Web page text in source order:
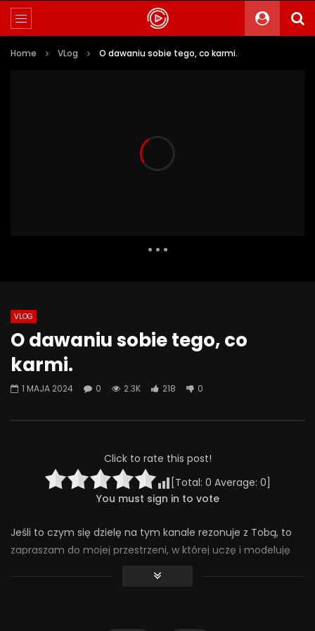
Home VLog O dawaniu sobie tego, co karmi.
Alkohol, leki antydepresyjne (SSRI)
i benzodiazepiny – FATALNE
#143
0
653 44 0
VLOG
O dawaniu sobie tego, co
karmi.
1 MAJA 2024 0 2.3K 218 0
Click to rate this post!
[Total: 0 Average: 0]
You must sign in to vote
Jeśli to czym się dzielę na tym kanale rezonuje z Tobą, to
zapraszam do mojej przestrzeni, w której uczę i modeluję